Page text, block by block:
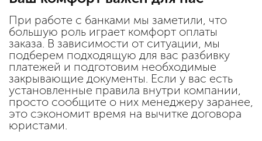
При работе с банками мы заметили, что
большую роль играет комфорт оплаты
заказа. В зависимости от ситуации, мы
подберем подходящую для вас разбивку
платежей и подготовим необходимые
закрывающие документы. Если у вас есть
установленные правила внутри компании,
просто сообщите о них менеджеру заранее,
это сэкономит время на вычитке договора
юристами.